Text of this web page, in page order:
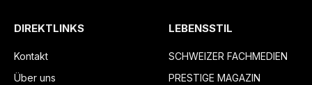
DIREKTLINKS
Kontakt
Über uns
LEBENSSTIL
SCHWEIZER FACHMEDIEN
PRESTIGE MAGAZIN